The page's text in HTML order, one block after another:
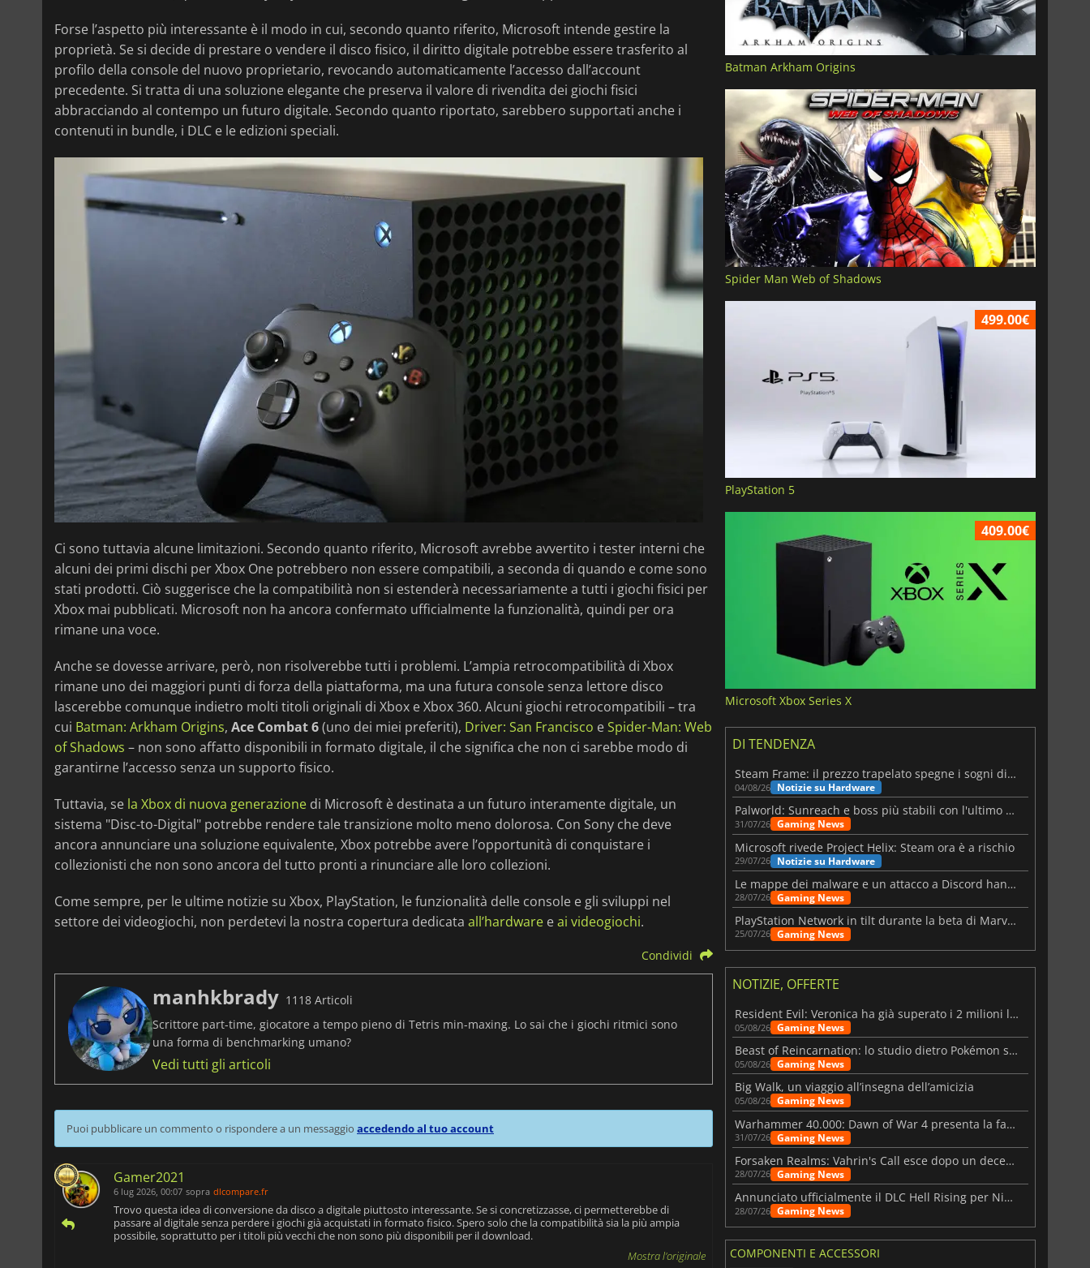
Forse l’aspetto più interessante è il modo in cui, secondo quanto riferito, Microsoft intende gestire la
proprietà. Se si decide di prestare o vendere il disco fisico, il diritto digitale potrebbe essere trasferito al
profilo della console del nuovo proprietario, revocando automaticamente l’accesso dall’account
precedente. Si tratta di una soluzione elegante che preserva il valore di rivendita dei giochi fisici
abbracciando al contempo un futuro digitale. Secondo quanto riportato, sarebbero supportati anche i
contenuti in bundle, i DLC e le edizioni speciali.
Ci sono tuttavia alcune limitazioni. Secondo quanto riferito, Microsoft avrebbe avvertito i tester interni che
alcuni dei primi dischi per Xbox One potrebbero non essere compatibili, a seconda di quando e come sono
stati prodotti. Ciò suggerisce che la compatibilità non si estenderà necessariamente a tutti i giochi fisici per
Xbox mai pubblicati. Microsoft non ha ancora confermato ufficialmente la funzionalità, quindi per ora
rimane una voce.
Anche se dovesse arrivare, però, non risolverebbe tutti i problemi. L’ampia retrocompatibilità di Xbox
rimane uno dei maggiori punti di forza della piattaforma, ma una futura console senza lettore disco
lascerebbe comunque indietro molti titoli originali di Xbox e Xbox 360. Alcuni giochi retrocompatibili – tra
cui Batman: Arkham Origins, Ace Combat 6(uno dei miei preferiti), Driver: San Francisco eSpider-Man: Web
of Shadows – non sono affatto disponibili in formato digitale, il che significa che non ci sarebbe modo di
garantirne l’accesso senza un supporto fisico.
Tuttavia, se la Xbox di nuova generazione di Microsoft è destinata a un futuro interamente digitale, un
sistema "Disc-to-Digital" potrebbe rendere tale transizione molto meno dolorosa. Con Sony che deve
ancora annunciare una soluzione equivalente, Xbox potrebbe avere l’opportunità di conquistare i
collezionisti che non sono ancora del tutto pronti a rinunciare alle loro collezioni.
Come sempre, per le ultime notizie su Xbox, PlayStation, le funzionalità delle console e gli sviluppi nel
settore dei videogiochi, non perdetevi la nostra copertura dedicata all’hardware eai videogiochi.
Condividi
manhkbrady 1118 Articoli
Scrittore part-time, giocatore a tempo pieno di Tetris min-maxing. Lo sai che i giochi ritmici sono
una forma di benchmarking umano?
Vedi tutti gli articoli
Puoi pubblicare un commento o rispondere a un messaggio accedendo al tuo account
Gamer2021
6 lug 2026, 00:07 sopra dlcompare.fr
Trovo questa idea di conversione da disco a digitale piuttosto interessante. Se si concretizzasse, ci permetterebbe di
passare al digitale senza perdere i giochi già acquistati in formato fisico. Spero solo che la compatibilità sia la più ampia
possibile, soprattutto per i titoli più vecchi che non sono più disponibili per il download.
Mostra l'originale
Batman Arkham Origins
Spider Man Web of Shadows
499.00€
PlayStation 5
409.00€
Microsoft Xbox Series X
DI TENDENZA
Steam Frame: il prezzo trapelato spegne i sogni di un VR economico
04/08/26 Notizie su Hardware
Palworld: Sunreach e boss più stabili con l'ultimo update
31/07/26 Gaming News
Microsoft rivede Project Helix: Steam ora è a rischio
29/07/26 Notizie su Hardware
Le mappe dei malware e un attacco a Discord hanno colpito Meccha Chameleon
28/07/26 Gaming News
PlayStation Network in tilt durante la beta di Marvel Tōkon
25/07/26 Gaming News
NOTIZIE, OFFERTE
Resident Evil: Veronica ha già superato i 2 milioni liste dei desideri
05/08/26 Gaming News
Beast of Reincarnation: lo studio dietro Pokémon su una nuova strada
05/08/26 Gaming News
Big Walk, un viaggio all’insegna dell’amicizia
05/08/26 Gaming News
Warhammer 40.000: Dawn of War 4 presenta la fazione dei Necron
31/07/26 Gaming News
Forsaken Realms: Vahrin's Call esce dopo un decennio di sviluppo
28/07/26 Gaming News
Annunciato ufficialmente il DLC Hell Rising per Nioh 3
28/07/26 Gaming News
COMPONENTI E ACCESSORI